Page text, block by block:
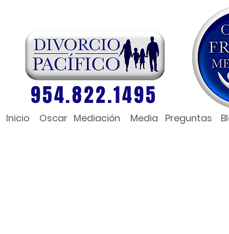
954.822.1495
Inicio Oscar Mediación Media Preguntas